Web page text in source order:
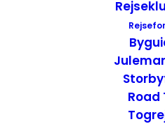
Road
badeværelset var
der ikke virkede
forsøgt repareret